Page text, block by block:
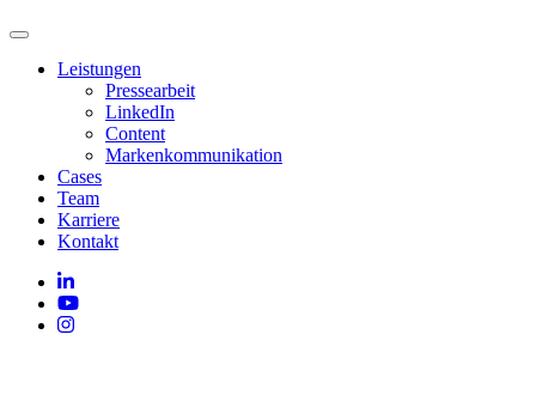
Leistungen
Pressearbeit
LinkedIn
Content
Markenkommunikation
Cases
Team
Karriere
Kontakt